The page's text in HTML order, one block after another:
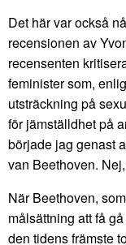
Det här var också
recensionen av
recensenten
feminister som,
utsträckning på
för jämställdhet på
började jag genast
van Beethoven.
När Beethoven,
målsättning att få
den tidens främste